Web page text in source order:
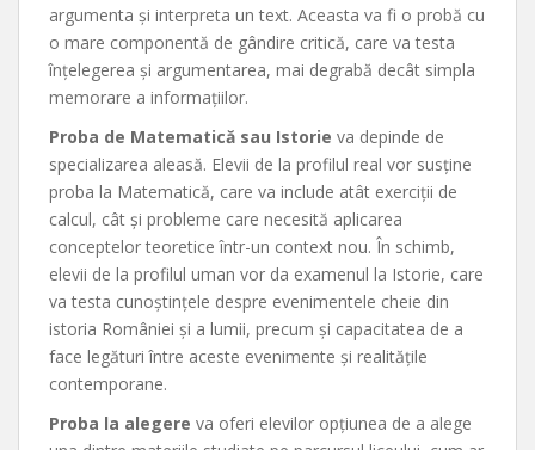
argumenta și interpreta un text. Aceasta va fi o probă cu
o mare componentă de gândire critică, care va testa
înțelegerea și argumentarea, mai degrabă decât simpla
memorare a informațiilor.
Proba de Matematică sau Istorie va depinde de
specializarea aleasă. Elevii de la profilul real vor susține
proba la Matematică, care va include atât exerciții de
calcul, cât și probleme care necesită aplicarea
conceptelor teoretice într-un context nou. În schimb,
elevii de la profilul uman vor da examenul la Istorie, care
va testa cunoștințele despre evenimentele cheie din
istoria României și a lumii, precum și capacitatea de a
face legături între aceste evenimente și realitățile
contemporane.
Proba la alegere va oferi elevilor opțiunea de a alege